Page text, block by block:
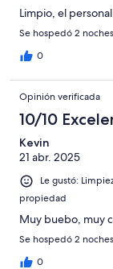
Limpio, el
Se hospedó 2
0
Opinión verificada
10/10
Kevin
21 abr. 2025
Le gustó:
propiedad
Muy buebo, muy
Se hospedó 2
0